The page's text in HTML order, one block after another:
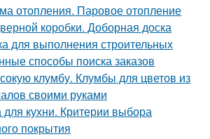
отопления. Паровое отопление
коробки. Доборная доска
для выполнения строительных
способы поиска заказов
клумбу. Клумбы для цветов из
своими руками
кухни. Критерии выбора
покрытия